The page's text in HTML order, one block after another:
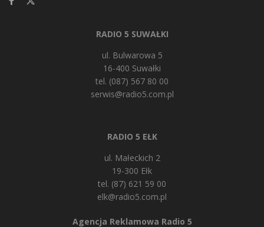
RADIO 5 SUWAŁKI
ul. Bulwarowa 5
16-400 Suwałki
tel. (087) 567 80 00
serwis@radio5.com.pl
RADIO 5 EŁK
ul. Małeckich 2
19-300 Ełk
tel. (87) 621 59 00
elk@radio5.com.pl
Agencja Reklamowa Radio 5